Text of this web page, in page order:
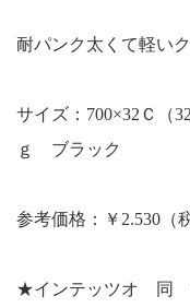
耐パンク太くて軽い
サイズ：700×32Ｃ（
ｇ ブラック
参考価格：￥2.530（
★インテッツオ 同